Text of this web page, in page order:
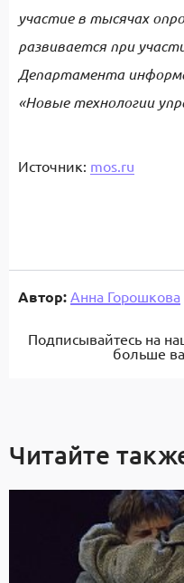
участие в тысячах
развивается при
Департамента
«Новые технологии
Источник: mos.ru
Автор: Анна Горошкова
Подписывайтесь на
больше
Читайте